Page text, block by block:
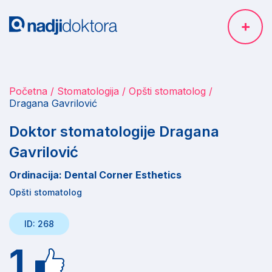
Početna Stomatologija
Opšti stomatolog
Dragana Gavrilović
Doktor stomatologije Dragana
Gavrilović
Ordinacija: Dental Corner Esthetics
Opšti stomatolog
ID: 268
1